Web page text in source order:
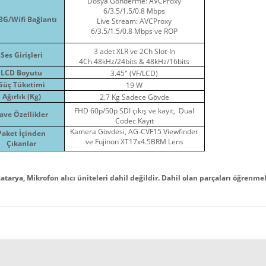
Wifi Bağlantı
6/3.5/1.5/0.8 Mbps
Live Stream: AVCProxy
6/3.5/1.5/0.8 Mbps ve ROP
Ses Girişleri
3 adet XLR ve 2Ch Slot-In
4Ch 48kHz/24bits & 48kHz/16bits
LCD Boyutu
3.45" (VF/LCD)
Tüketimi
19 W
Ağırlık (Kg)
2.7 Kg Sadece Gövde
Özellikler
FHD 60p/50p SDI çıkış ve kayıt, Dual
Codec Kayıt
İçinden
Çıkanlar
Kamera Gövdesi, AG-CVF15 Viewfinder
ve Fujinon XT17x4.5BRM Lens
Mikrofon alıcı üniteleri dahil değildir. Dahil olan parçaları